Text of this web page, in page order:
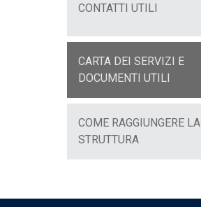
CONTATTI UTILI
CARTA DEI SERVIZI E
DOCUMENTI UTILI
COME RAGGIUNGERE LA
STRUTTURA